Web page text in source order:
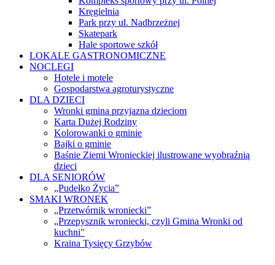
Kręgielnia
Park przy ul. Nadbrzeżnej
Skatepark
Hale sportowe szkół
LOKALE GASTRONOMICZNE
NOCLEGI
Hotele i motele
Gospodarstwa agroturystyczne
DLA DZIECI
Wronki gmina przyjazna dzieciom
Karta Dużej Rodziny
Kolorowanki o gminie
Bajki o gminie
Baśnie Ziemi Wronieckiej ilustrowane wyobraźnią
dzieci
DLA SENIORÓW
„Pudełko Życia”
SMAKI WRONEK
„Przetwórnik wroniecki”
„Przepysznik wroniecki, czyli Gmina Wronki od
kuchni"
Kraina Tysięcy Grzybów